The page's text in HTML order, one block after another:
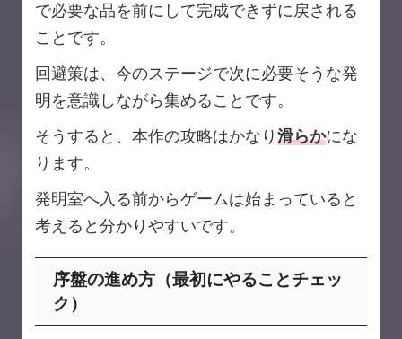
で必要な品を前にして完成できずに戻される
ことです。
回避策は、今のステージで次に必要そうな発
明を意識しながら集めることです。
そうすると、本作の攻略はかなり滑らかにな
ります。
発明室へ入る前からゲームは始まっていると
考えると分かりやすいです。
序盤の進め方（最初にやることチェッ
ク）